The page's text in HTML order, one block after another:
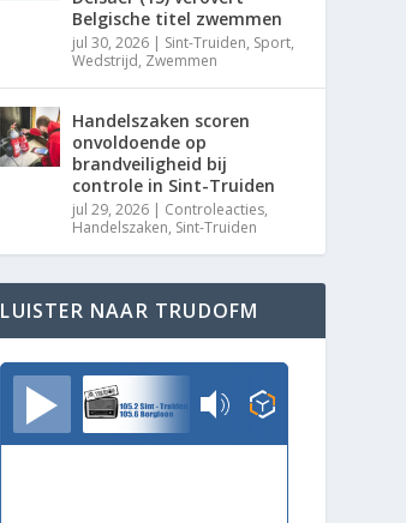
Belgische titel zwemmen
jul 30, 2026 | Sint-Truiden, Sport,
Wedstrijd, Zwemmen
Handelszaken scoren
onvoldoende op
brandveiligheid bij
controle in Sint-Truiden
jul 29, 2026 | Controleacties,
Handelszaken, Sint-Truiden
LUISTER NAAR TRUDOFM
TrudoFM